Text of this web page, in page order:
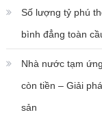
Số lượng tỷ phú
bình đẳng toàn
Nhà nước tạm
còn tiền – Giải
sản